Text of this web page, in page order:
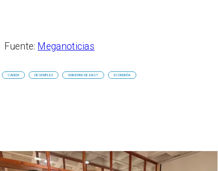
Fuente: Meganoticias
CADEM DESEMPLEO GOBIERNO DE KAST ECONOMÍA